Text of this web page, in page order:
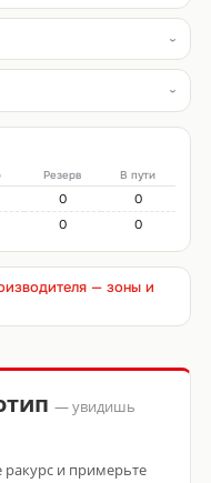
Резерв В пути
0
0
0 0
— зоны и
— увидишь
и примерьте